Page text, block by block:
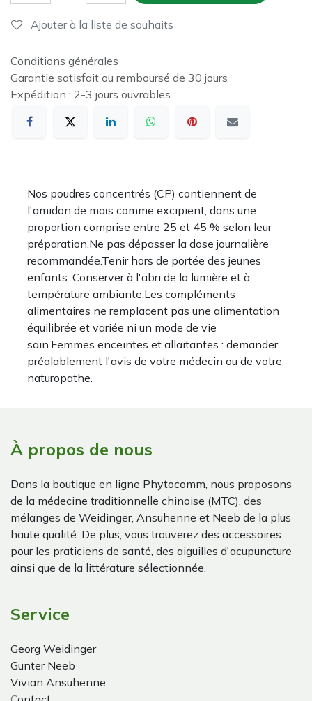
Ajouter à la liste de souhaits
Conditions générales
Garantie satisfait ou remboursé de 30 jours
Expédition : 2-3 jours ouvrables
Nos poudres concentrés (CP) contiennent de
l'amidon de maïs comme excipient, dans une
proportion comprise entre 25 et 45 % selon leur
préparation.Ne pas dépasser la dose journalière
recommandée.Tenir hors de portée des jeunes
enfants. Conserver à l'abri de la lumière et à
température ambiante.Les compléments
alimentaires ne remplacent pas une alimentation
équilibrée et variée ni un mode de vie
sain.Femmes enceintes et allaitantes : demander
préalablement l'avis de votre médecin ou de votre
naturopathe.
À propos de nous
Dans la boutique en ligne Phytocomm, nous proposons
de la médecine traditionnelle chinoise (MTC), des
mélanges de Weidinger, Ansuhenne et Neeb de la plus
haute qualité. De plus, vous trouverez des accessoires
pour les praticiens de santé, des aiguilles d'acupuncture
ainsi que de la littérature sélectionnée.
Service
Georg Weidinger
Gunter Neeb
Vivian Ansuhenne